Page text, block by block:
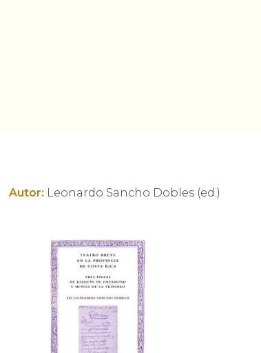
Autor: Leonardo Sancho Dobles (ed.)